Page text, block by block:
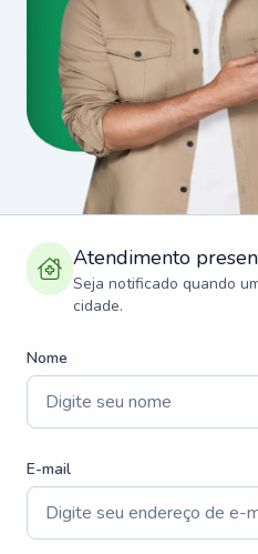
Atendimento
Seja notificado quando
cidade.
Nome
E-mail